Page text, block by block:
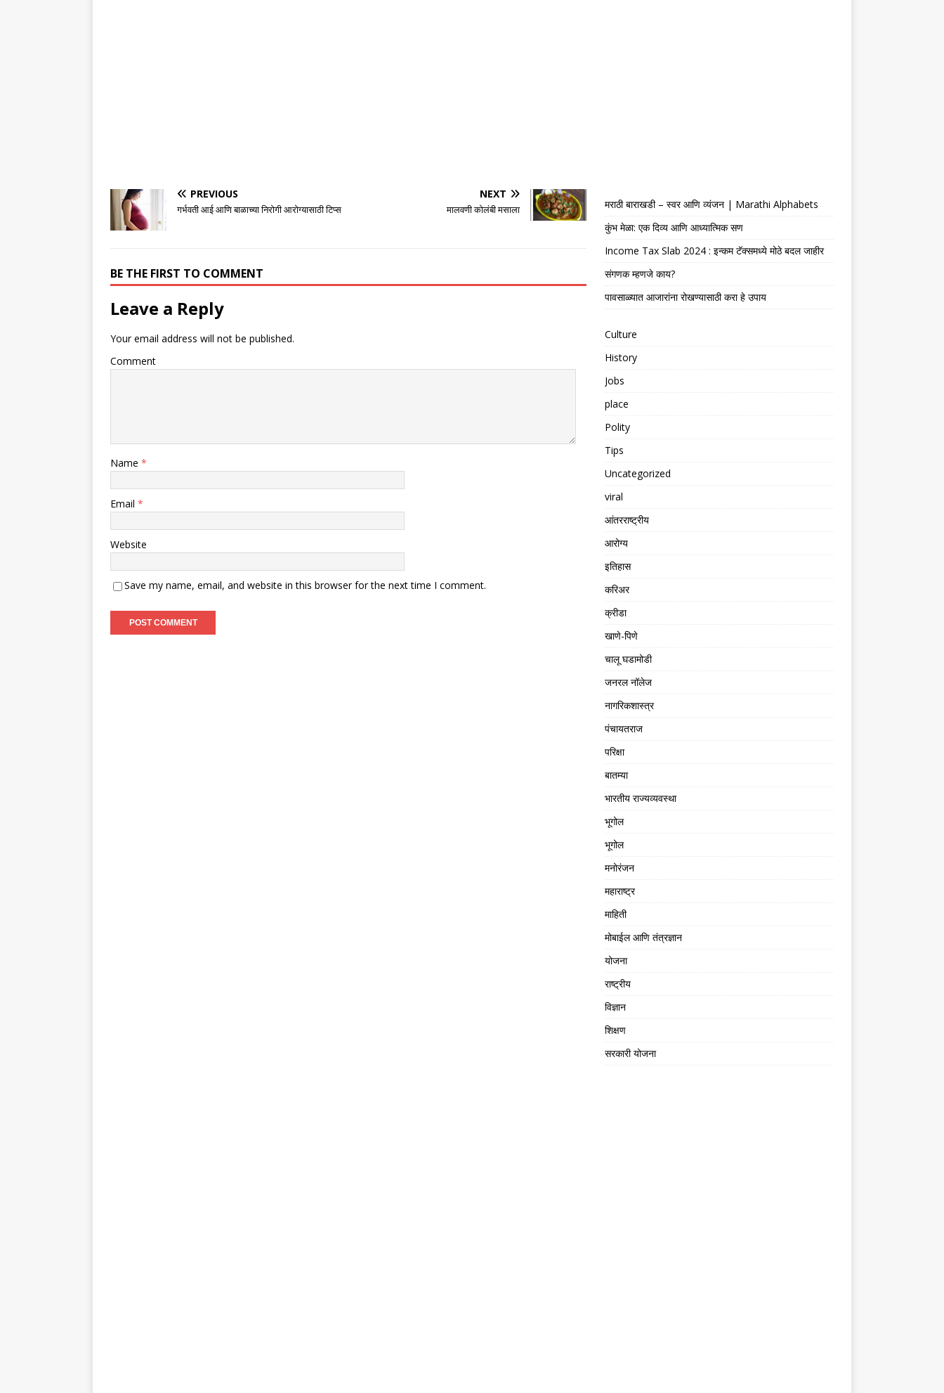
PREVIOUS
गर्भवती आई आणि बाळाच्या निरोगी आरोग्यासाठी टिप्स
NEXT
मालवणी कोलंबी मसाला
BE THE FIRST TO COMMENT
Leave a Reply
Your email address will not be published.
Comment
Name *
Email *
Website
Save my name, email, and website in this browser for the next time I comment.
मराठी बाराखडी – स्वर आणि व्यंजन | Marathi Alphabets
कुंभ मेळा: एक दिव्य आणि आध्यात्मिक सण
Income Tax Slab 2024 : इन्कम टॅक्समध्ये मोठे बदल जाहीर
संगणक म्हणजे काय?
पावसाळ्यात आजारांना रोखण्यासाठी करा हे उपाय
Culture
History
Jobs
place
Polity
Tips
Uncategorized
viral
आंतरराष्ट्रीय
आरोग्य
इतिहास
करिअर
क्रीडा
खाणे-पिणे
चालू घडामोडी
जनरल नॉलेज
नागरिकशास्त्र
पंचायतराज
परिक्षा
बातम्या
भारतीय राज्यव्यवस्था
भूगोल
भूगोल
मनोरंजन
महाराष्ट्र
माहिती
मोबाईल आणि तंत्रज्ञान
योजना
राष्ट्रीय
विज्ञान
शिक्षण
सरकारी योजना